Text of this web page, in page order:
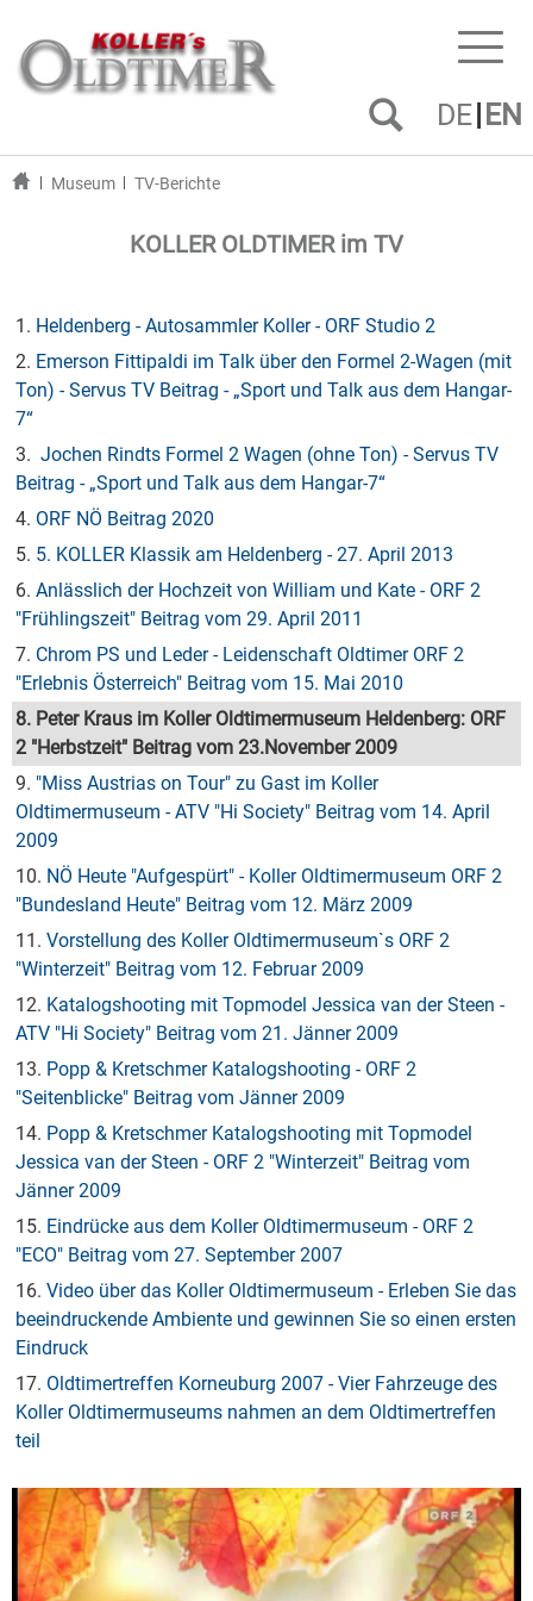
DE EN
Museum TV-Berichte
KOLLER OLDTIMER im TV
1. Heldenberg - Autosammler Koller - ORF Studio 2
2. Emerson Fittipaldi im Talk über den Formel 2-Wagen (mit
Ton) - Servus TV Beitrag - „Sport und Talk aus dem Hangar-
7“
3. Jochen Rindts Formel 2 Wagen (ohne Ton) - Servus TV
Beitrag - „Sport und Talk aus dem Hangar-7“
4. ORF NÖ Beitrag 2020
5. 5. KOLLER Klassik am Heldenberg - 27. April 2013
6. Anlässlich der Hochzeit von William und Kate - ORF 2
"Frühlingszeit" Beitrag vom 29. April 2011
7. Chrom PS und Leder - Leidenschaft Oldtimer ORF 2
"Erlebnis Österreich" Beitrag vom 15. Mai 2010
8. Peter Kraus im Koller Oldtimermuseum Heldenberg: ORF
2 "Herbstzeit" Beitrag vom 23.November 2009
9. "Miss Austrias on Tour" zu Gast im Koller
Oldtimermuseum - ATV "Hi Society" Beitrag vom 14. April
2009
10. NÖ Heute "Aufgespürt" - Koller Oldtimermuseum ORF 2
"Bundesland Heute" Beitrag vom 12. März 2009
11. Vorstellung des Koller Oldtimermuseum`s ORF 2
"Winterzeit" Beitrag vom 12. Februar 2009
12. Katalogshooting mit Topmodel Jessica van der Steen -
ATV "Hi Society" Beitrag vom 21. Jänner 2009
13. Popp & Kretschmer Katalogshooting - ORF 2
"Seitenblicke" Beitrag vom Jänner 2009
14. Popp & Kretschmer Katalogshooting mit Topmodel
Jessica van der Steen - ORF 2 "Winterzeit" Beitrag vom
Jänner 2009
15. Eindrücke aus dem Koller Oldtimermuseum - ORF 2
"ECO" Beitrag vom 27. September 2007
16. Video über das Koller Oldtimermuseum - Erleben Sie das
beeindruckende Ambiente und gewinnen Sie so einen ersten
Eindruck
17. Oldtimertreffen Korneuburg 2007 - Vier Fahrzeuge des
Koller Oldtimermuseums nahmen an dem Oldtimertreffen
teil